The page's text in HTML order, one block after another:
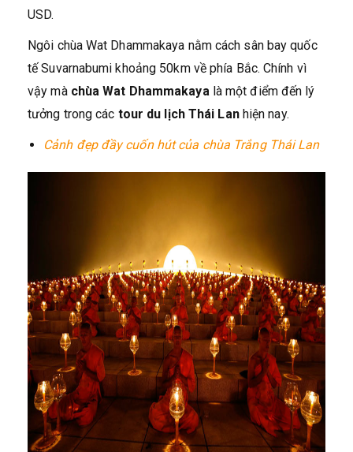
USD.
Ngôi chùa Wat Dhammakaya nằm cách sân bay quốc
tế Suvarnabumi khoảng 50km về phía Bắc. Chính vì
vậy màchùa Wat Dhammakayalà một điểm đến lý
tưởng trong các tour du lịch Thái Lanhiện nay.
Cảnh đẹp đầy cuốn hút của chùa Trắng Thái Lan